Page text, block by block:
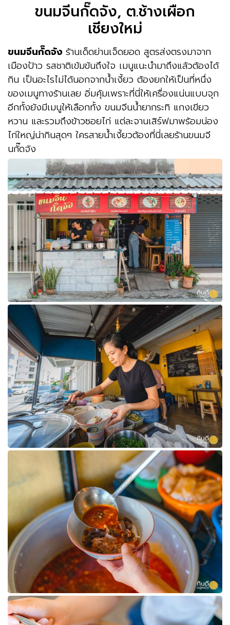
ขนมจีนกั๊ดจัง, ต.ช้างเผือก
เชียงใหม่
ขนมจีนกั๊ดจัง ร้านเด็ดย่านเจ็ดยอด สูตรส่งตรงมาจาก
เมืองป้าว รสชาติเข้มข้นถึงใจ เมนูแนะนำมาถึงแล้วต้องได้
กิน เป็นอะไรไม่ได้นอกจากน้ำเงี้ยว ต้องยกให้เป็นที่หนึ่ง
ของเมนูทางร้านเลย อิ่มคุ้มเพราะที่นี่ให้เครื่องแน่นแบบจุก
อีกทั้งยังมีเมนูให้เลือกทั้ง ขนมจีนน้ำยากระทิ แกงเขียว
หวาน และรวมถึงข้าวซอยไก่ แต่ละจานเสิร์ฟมาพร้อมน่อง
ไก่ใหญ่น่ากินสุดๆ ใครสายน้ำเงี้ยวต้องที่นี่เลยร้านขนมจี
นกั๊ดจัง